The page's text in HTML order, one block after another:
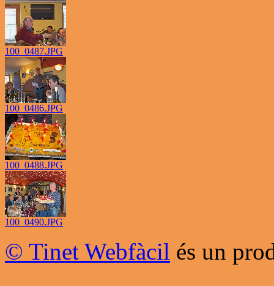
100_0487.JPG
100_0486.JPG
100_0488.JPG
100_0490.JPG
© Tinet Webfàcil és un